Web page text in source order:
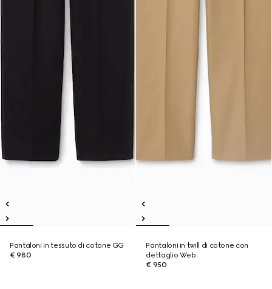
Pantaloni in tessuto di cotone GG
€ 980
Pantaloni in twill di cotone con
dettaglio Web
€ 950